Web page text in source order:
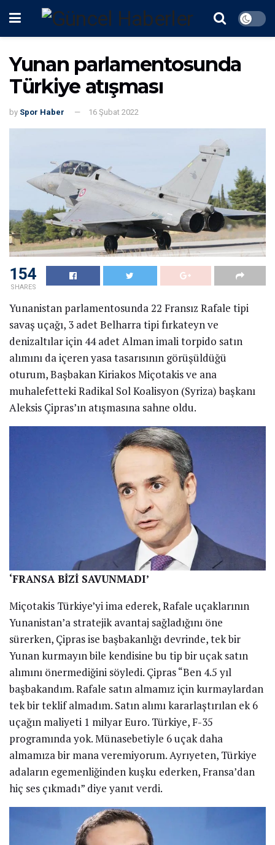
Yunan parlamentosunda
Türkiye atışması
by Spor Haber 16 Şubat 2022
154
SHARES
Yunanistan parlamentosunda 22 Fransız Rafale tipi
savaş uçağı, 3 adet Belharra tipi fırkateyn ve
denizaltılar için 44 adet Alman imali torpido satın
alımını da içeren yasa tasarısının görüşüldüğü
oturum, Başbakan Kiriakos Miçotakis ve ana
muhalefetteki Radikal Sol Koalisyon (Syriza) başkanı
Aleksis Çipras’ın atışmasına sahne oldu.
‘FRANSA BİZİ SAVUNMADI’
Miçotakis Türkiye’yi ima ederek, Rafale uçaklarının
Yunanistan’a stratejik avantaj sağladığını öne
sürerken, Çipras ise başbakanlığı devrinde, tek bir
Yunan kurmayın bile kendisine bu tip bir uçak satın
alımını önermediğini söyledi. Çipras “Ben 4.5 yıl
başbakandım. Rafale satın almamız için kurmaylardan
tek bir teklif almadım. Satın alımı kararlaştırılan ek 6
uçağın maliyeti 1 milyar Euro. Türkiye, F-35
programında yok. Münasebetiyle 6 uçak daha
almamıza bir mana veremiyorum. Ayrıyeten, Türkiye
adaların egemenliğinden kuşku ederken, Fransa’dan
hiç ses çıkmadı” diye yanıt verdi.